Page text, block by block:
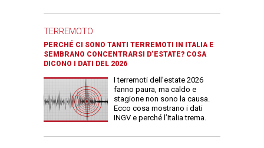
TERREMOTO
PERCHÉ CI SONO TANTI TERREMOTI IN ITALIA E
SEMBRANO CONCENTRARSI D’ESTATE? COSA
DICONO I DATI DEL 2026
I terremoti dell’estate 2026
fanno paura, ma caldo e
stagione non sono la causa.
Ecco cosa mostrano i dati
INGV e perché l’Italia trema.